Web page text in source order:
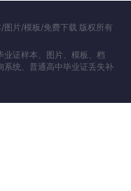
片/模板/免费下载 版权所有
业证样本、图片、模板、档
系统、普通高中毕业证丢失补